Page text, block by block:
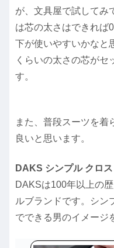
が、文具屋で試してみ
は芯の太さはできれば
下が使いやすいかなと
くらいの太さの芯がセ
す。
また、普段スーツを着
良いと思います。
DAKS シンプル クロ
DAKSは100年以上の
ルブランドです。シン
でできる男のイメージ